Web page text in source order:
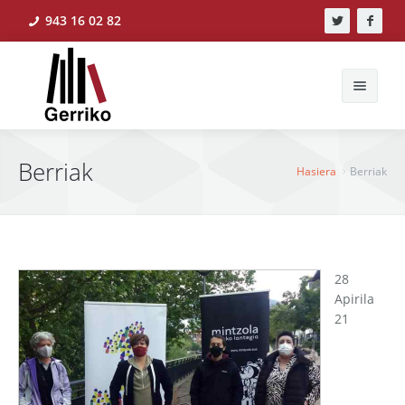
943 16 02 82
Ekintzak
Ikerlanak
Liburudenda
Berriak Hasiera Berriak
28
Apirila
21